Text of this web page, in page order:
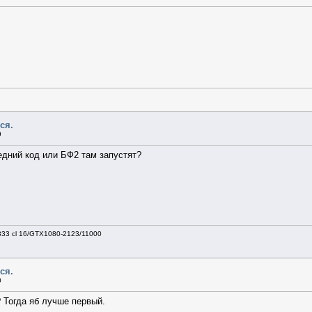
код или БФ2 там запустят?
cl 16/GTX1080-2123/11000
яб лучше первый.